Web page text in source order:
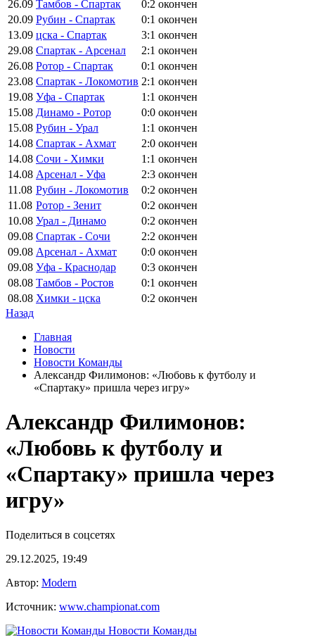
26.09 Тамбов - Спартак 0:2 окончен
20.09 Рубин - Спартак 0:1 окончен
13.09 цска - Спартак 3:1 окончен
29.08 Спартак - Арсенал 2:1 окончен
26.08 Ротор - Спартак 0:1 окончен
23.08 Спартак - Локомотив 2:1 окончен
19.08 Уфа - Спартак 1:1 окончен
15.08 Динамо - Ротор 0:0 окончен
15.08 Рубин - Урал 1:1 окончен
14.08 Спартак - Ахмат 2:0 окончен
14.08 Сочи - Химки 1:1 окончен
14.08 Арсенал - Уфа 2:3 окончен
11.08 Рубин - Локомотив 0:2 окончен
11.08 Ротор - Зенит 0:2 окончен
10.08 Урал - Динамо 0:2 окончен
09.08 Спартак - Сочи 2:2 окончен
09.08 Арсенал - Ахмат 0:0 окончен
09.08 Уфа - Краснодар 0:3 окончен
08.08 Тамбов - Ростов 0:1 окончен
08.08 Химки - цска 0:2 окончен
Назад
Главная
Новости
Новости Команды
Александр Филимонов: «Любовь к футболу и
«Спартаку» пришла через игру»
Александр Филимонов:
«Любовь к футболу и
«Спартаку» пришла через
игру»
Поделиться в соцсетях
29.12.2025, 19:49
Автор: Modern
Источник: www.championat.com
Новости Команды